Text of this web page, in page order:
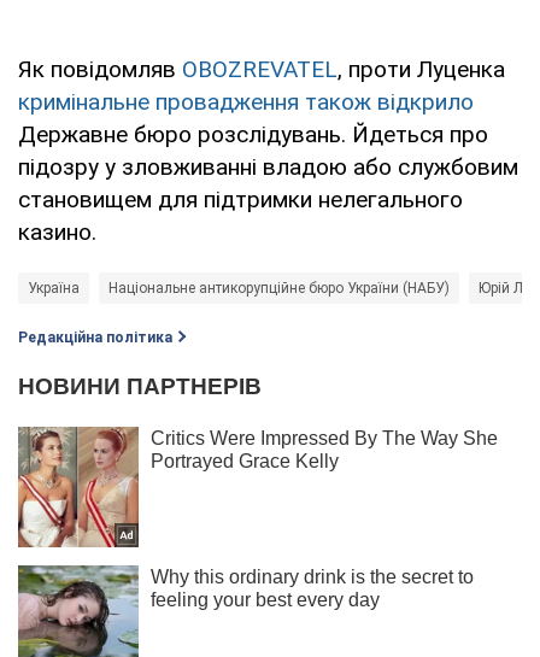
Як повідомляв OBOZREVATEL, проти Луценка
кримінальне провадження також відкрило
Державне бюро розслідувань. Йдеться про
підозру у зловживанні владою або службовим
становищем для підтримки нелегального
казино.
Україна Національне антикорупційне бюро України (НАБУ) Юрій
Редакційна політика